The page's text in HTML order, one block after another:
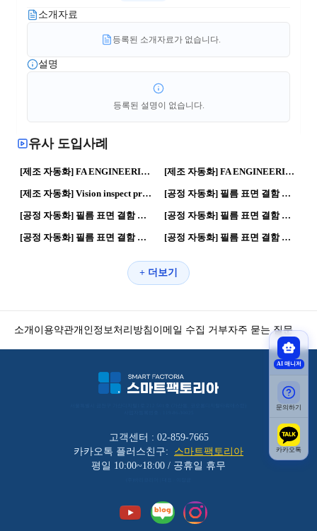
소개자료
등록된 소개자료가 없습니다.
설명
등록된 설명이 없습니다.
유사 도입사례
82 0
[제조 자동화] FA ENGINEERING 실적-5 | 제조혁신 · 스마트공장 [제조 자동화] FA ENGINEERING 실적-4 | 제조혁신 · 스마트공장
59 0
[제조 자동화] Vision inspect program | 제조혁신 · 스마트공장
73 0
[공정 자동화] 필름 표면 결함 검사 시스템 DEMO TEST | 자동화 공정 · 로봇공정
35 0
[공정 자동화] 필름 표면 결함 검사 시스템 DEMO TEST | 자동화 공정 · 로봇공정
36 0
[공정 자동화] 필름 표면 결함 검사 시스템 DEMO TEST | 자동화 공정 · 로봇공정
27 0
[공정 자동화] 필름 표면 결함 검사 시스템 DEMO TEST | 자동화 공정 · 로봇공정
22 0
[공정 자동화] 필름 표면 결함 검사 시스템 DEMO TEST | 자동화 공정 · 로봇공정
+ 더보기
소개 이용약관개인정보처리방침 이메일 수집 거부자주 묻는 질문
고객센터 : 02-859-7665
카카오톡 플러스친구:
스마트팩토리아
평일 10:00~18:00 / 공휴일 휴무
AI 매니저
문의하기
카카오톡